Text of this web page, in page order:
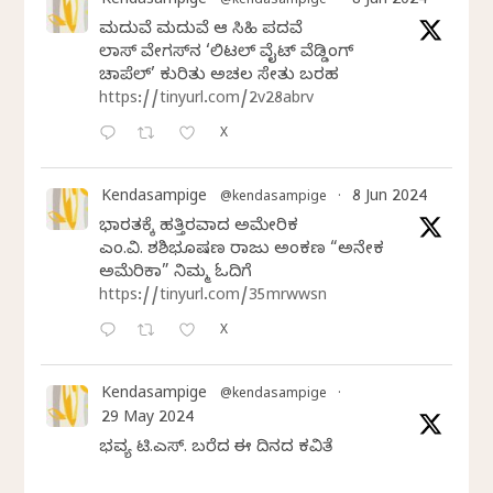
ಮದುವೆ ಮದುವೆ ಆ ಸಿಹಿ ಪದವೆ
ಲಾಸ್‌ ವೇಗಸ್‌ನ ‘ಲಿಟಲ್ ವೈಟ್ ವೆಡ್ಡಿಂಗ್
ಚಾಪೆಲ್’ ಕುರಿತು ಅಚಲ ಸೇತು ಬರಹ
https://tinyurl.com/2v28abrv
X
Kendasampige @kendasampige · 8 Jun 2024
ಭಾರತಕ್ಕೆ ಹತ್ತಿರವಾದ ಅಮೇರಿಕ
ಎಂ.ವಿ. ಶಶಿಭೂಷಣ ರಾಜು ಅಂಕಣ “ಅನೇಕ
ಅಮೆರಿಕಾ” ನಿಮ್ಮ ಓದಿಗೆ
https://tinyurl.com/35mrwwsn
X
Kendasampige @kendasampige ·
29 May 2024
ಭವ್ಯ ಟಿ.ಎಸ್. ಬರೆದ ಈ ದಿನದ ಕವಿತೆ